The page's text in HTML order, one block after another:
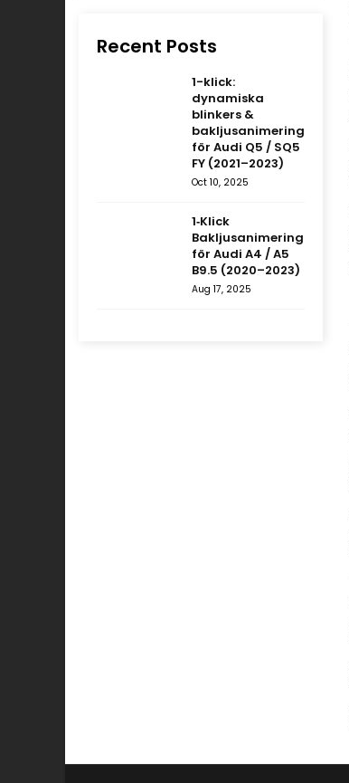
Recent Posts
1-klick:
dynamiska
blinkers &
bakljusanimering
för Audi Q5 / SQ5
FY (2021–2023)
Oct 10, 2025
1‑Klick
Bakljusanimering
för Audi A4 / A5
B9.5 (2020–2023)
Aug 17, 2025